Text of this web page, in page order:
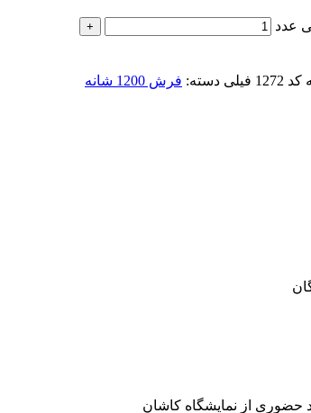
دسته: فرش 1200 شانه
حضوری از نمایشگاه کاشان